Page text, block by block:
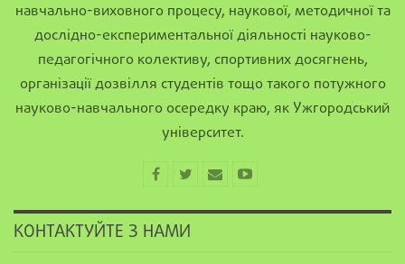
навчально-виховного процесу, наукової, методичної та
дослідно-експериментальної діяльності науково-
педагогічного колективу, спортивних досягнень,
організації дозвілля студентів тощо такого потужного
науково-навчального осередку краю, як Ужгородський
університет.
КОНТАКТУЙТЕ З НАМИ